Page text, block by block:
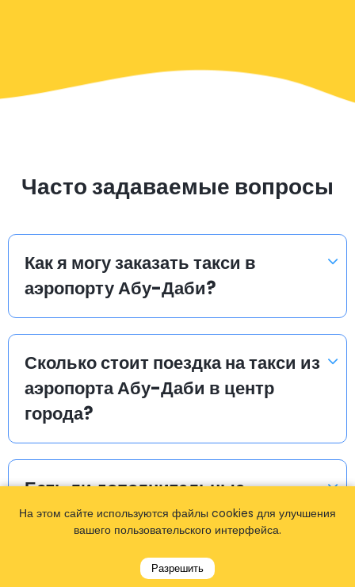
Часто задаваемые вопросы
Как я могу заказать такси в
аэропорту Абу-Даби?
Сколько стоит поездка на такси из
аэропорта Абу-Даби в центр
города?
Есть ли дополнительные
платежи за использование такси
в аэропорту Абу-Даби?
На этом сайте используются файлы cookies для улучшения
вашего пользовательского интерфейса.
Разрешить